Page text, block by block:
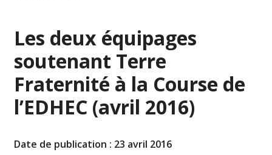
Les deux équipages
soutenant Terre
Fraternité à la Course de
l’EDHEC (avril 2016)
Date de publication : 23 avril 2016